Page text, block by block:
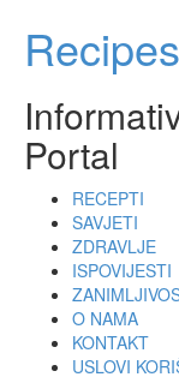
sadržaja
Portal
RECEPTI
SAVJETI
ZDRAVLJE
ISPOVIJESTI
O NAMA
KONTAKT
USLOVI